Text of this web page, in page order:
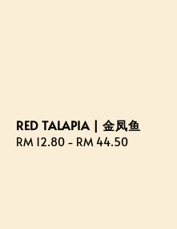
RED TALAPIA | 金凤鱼
Regular
RM 12.80 - RM 44.50